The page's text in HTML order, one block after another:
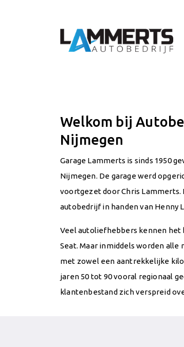
Welkom bij
Nijmegen
Garage Lammerts is sinds 1950
Nijmegen. De garage werd
voortgezet door Chris Lammerts.
autobedrijf in handen van Henny
Veel autoliefhebbers kennen het
Seat. Maar inmiddels worden
met zowel een aantrekkelijke
jaren 50 tot 90 vooral regionaal
klantenbestand zich verspreid